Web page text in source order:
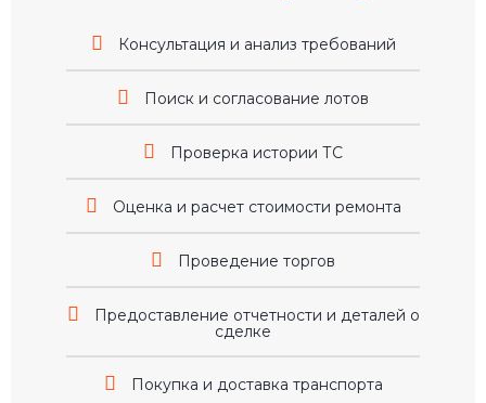
Консультация и анализ требований
Поиск и согласование лотов
Проверка истории ТС
Оценка и расчет стоимости ремонта
Проведение торгов
Предоставление отчетности и деталей о
сделке
Покупка и доставка транспорта